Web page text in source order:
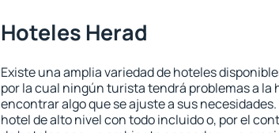
Hoteles Herad
Existe una amplia variedad de hoteles
por la cual ningún turista tendrá problemas a la
encontrar algo que se ajuste a sus
hotel de alto nivel con todo incluido o, por el